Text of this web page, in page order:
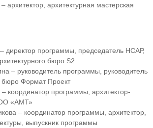
архитектор, архитектурная мастерская
директор программы, председатель НСАР,
бюро S2
– руководитель программы, руководитель
бюро Формат Проект
– координатор программы, архитектор-
«АМТ»
– координатор программы, архитектор,
выпускник программы